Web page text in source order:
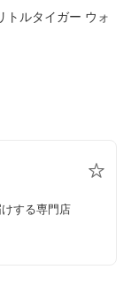
トルタイガー ウォ
する専門店